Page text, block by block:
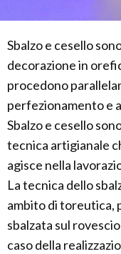
Sbalzo e cesello
decorazione in
procedono
perfezionamento e
Sbalzo e cesello
tecnica artigianale
agisce nella
La tecnica dello
ambito di toreutica,
sbalzata sul
caso della